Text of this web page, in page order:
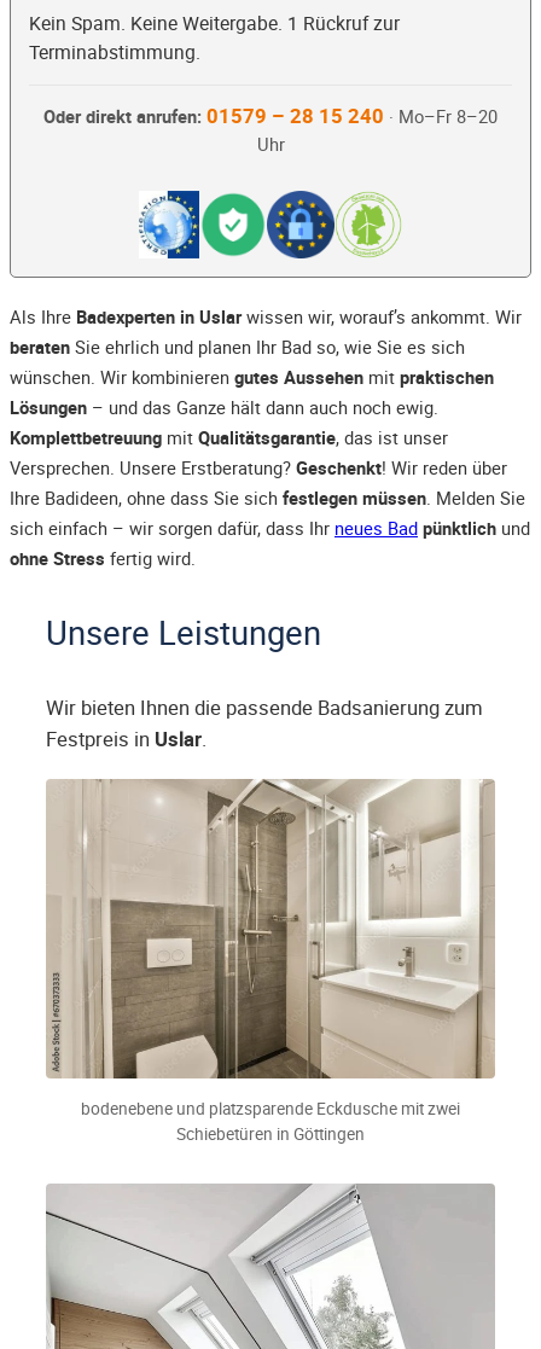
Kein Spam. Keine Weitergabe. 1 Rückruf zur
Terminabstimmung.
Oder direkt anrufen: 01579 – 28 15 240 · Mo–Fr 8–20
Uhr
Als Ihre Badexperten in Uslarwissen wir, worauf’s ankommt. Wir
beraten Sie ehrlich und planen Ihr Bad so, wie Sie es sich
wünschen. Wir kombinieren gutes Aussehen mit praktischen
Lösungen – und das Ganze hält dann auch noch ewig.
Komplettbetreuung mit Qualitätsgarantie, das ist unser
Versprechen. Unsere Erstberatung? Geschenkt! Wir reden über
Ihre Badideen, ohne dass Sie sich festlegen müssen. Melden Sie
sich einfach – wir sorgen dafür, dass Ihr neues Bad pünktlich und
ohne Stress fertig wird.
Unsere Leistungen
Wir bieten Ihnen die passende Badsanierung zum
Festpreis in Uslar.
bodenebene und platzsparende Eckdusche mit zwei
Schiebetüren in Göttingen